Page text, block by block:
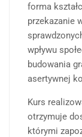
forma
przekazanie
wpływu
budowania
asertywnej
Kurs
otrzymuje
którymi